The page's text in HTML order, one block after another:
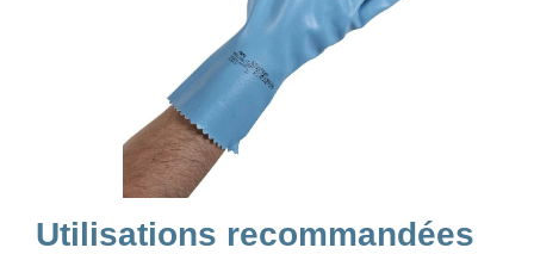
Utilisations recommandées